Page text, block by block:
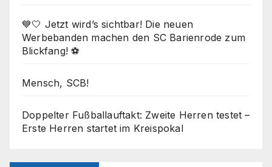
💙🤍 Jetzt wird’s sichtbar! Die neuen
Werbebanden machen den SC Barienrode zum
Blickfang! ⚽
Mensch, SCB!
Doppelter Fußballauftakt: Zweite Herren testet –
Erste Herren startet im Kreispokal